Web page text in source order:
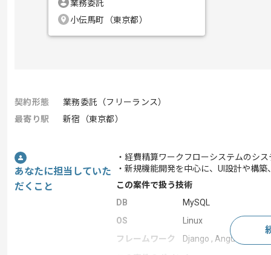
業務委託
小伝馬町（東京都）
契約形態
業務委託（フリーランス）
最寄り駅
新宿（東京都）
あなたに担当していた
だくこと
・経費精算ワークフローシステムのシ
・新規機能開発を中心に、UI設計や構
この案件で扱う技術
DB
MySQL
OS
Linux
フレームワーク
Django , AngularJS